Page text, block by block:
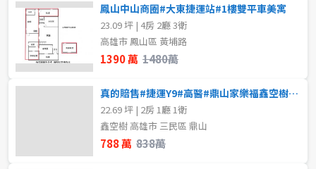
鳳山中山商圈#大東捷運站#1樓雙平車美寓
23.09 坪 | 4房 2廳 3衛
高雄市 鳳山區 黃埔路
1390 萬 1480萬
真的賠售#捷運Y9#高醫#鼎山家樂福鑫空樹(預售屋)
22.69 坪 | 2房 1廳 1衛
鑫空樹 高雄市 三民區 鼎山
788 萬 838萬